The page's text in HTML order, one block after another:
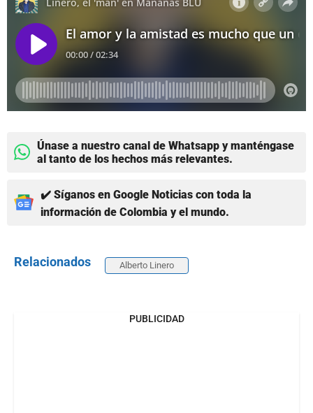
Únase a nuestro canal de Whatsapp y manténgase
al tanto de los hechos más relevantes.
✔️ Síganos en Google Noticias con toda la
información de Colombia y el mundo.
Relacionados Alberto Linero
PUBLICIDAD